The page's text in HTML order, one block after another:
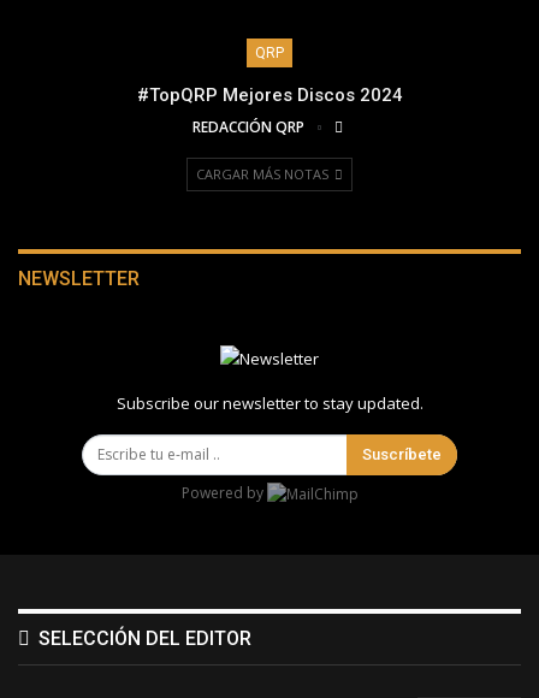
QRP
#TopQRP Mejores Discos 2024
REDACCIÓN QRP
CARGAR MÁS NOTAS
NEWSLETTER
Subscribe our newsletter to stay updated.
Suscríbete
Powered by
SELECCIÓN DEL EDITOR